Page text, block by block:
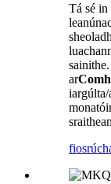
Tá sé in
sheoladh
ar
iargúlta/